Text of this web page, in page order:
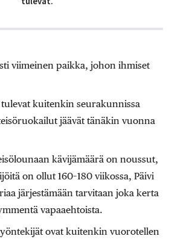
viimeinen paikka, johon ihmiset
kuitenkin seurakunnissa
jäävät tänäkin vuonna
kävijämäärä on noussut,
on ollut 160–180 viikossa, Päivi
järjestämään tarvitaan joka kerta
vapaaehtoista.
ovat kuitenkin vuorotellen